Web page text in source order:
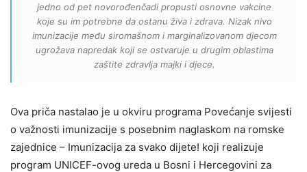
jedno od pet novorođenčadi propusti osnovne vakcine
koje su im potrebne da ostanu živa i zdrava. Nizak nivo
imunizacije među siromašnom i marginalizovanom djecom
ugrožava napredak koji se ostvaruje u drugim oblastima
zaštite zdravlja majki i djece.
Ova priča nastalao je u okviru programa Povećanje svijesti
o važnosti imunizacije s posebnim naglaskom na romske
zajednice – Imunizacija za svako dijete! koji realizuje
program UNICEF-ovog ureda u Bosni i Hercegovini za